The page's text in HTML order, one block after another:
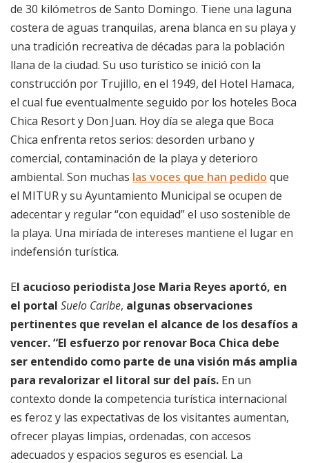
de 30 kilómetros de Santo Domingo. Tiene una laguna
costera de aguas tranquilas, arena blanca en su playa y
una tradición recreativa de décadas para la población
llana de la ciudad. Su uso turístico se inició con la
construcción por Trujillo, en el 1949, del Hotel Hamaca,
el cual fue eventualmente seguido por los hoteles Boca
Chica Resort y Don Juan. Hoy día se alega que Boca
Chica enfrenta retos serios: desorden urbano y
comercial, contaminación de la playa y deterioro
ambiental. Son muchas las voces que han pedido que
el MITUR y su Ayuntamiento Municipal se ocupen de
adecentar y regular “con equidad” el uso sostenible de
la playa. Una miríada de intereses mantiene el lugar en
indefensión turística.
El acucioso periodista Jose Maria Reyes aportó, en
el portal Suelo Caribe, algunas observaciones
pertinentes que revelan el alcance de los desafíos a
vencer. “El esfuerzo por renovar Boca Chica debe
ser entendido como parte de una visión más amplia
para revalorizar el litoral sur del país. En un
contexto donde la competencia turística internacional
es feroz y las expectativas de los visitantes aumentan,
ofrecer playas limpias, ordenadas, con accesos
adecuados y espacios seguros es esencial. La